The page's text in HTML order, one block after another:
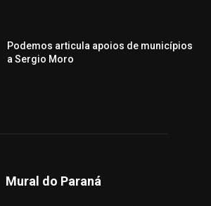
Podemos articula apoios de municípios
a Sergio Moro
Mural do Paraná